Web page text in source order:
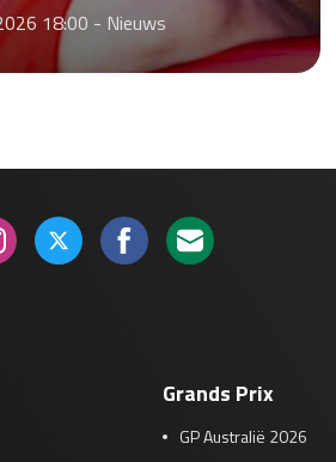
18:00 - Nieuws
Grands Prix
GP Australië 2026